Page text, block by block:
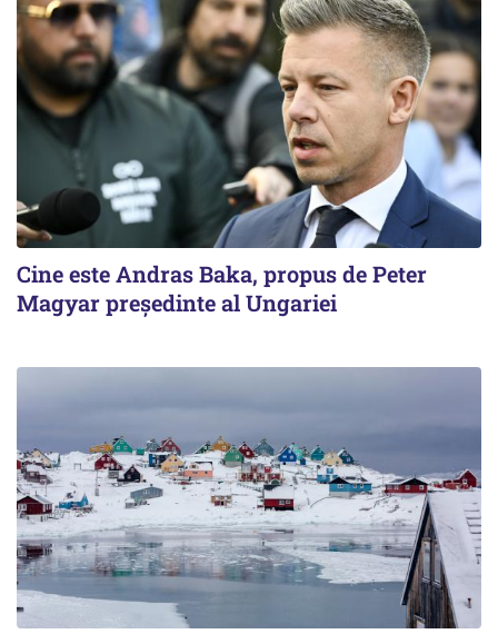
Cine este Andras Baka, propus de Peter
Magyar președinte al Ungariei